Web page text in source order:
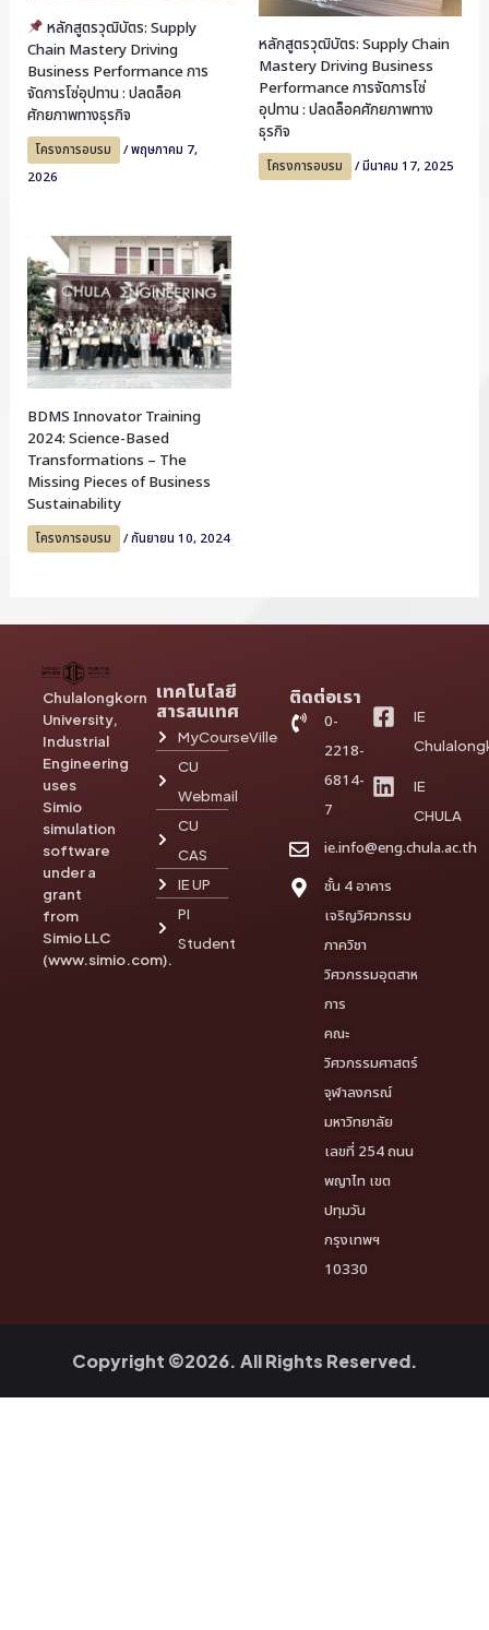
หลักสูตรวุฒิบัตร: Supply
Chain Mastery Driving
Business Performance การ
จัดการโซ่อุปทาน : ปลดล็อค
ศักยภาพทางธุรกิจ
โครงการอบรม /พฤษภาคม 7,
2026
หลักสูตรวุฒิบัตร: Supply Chain
Mastery Driving Business
Performance การจัดการโซ่
อุปทาน : ปลดล็อคศักยภาพทาง
ธุรกิจ
โครงการอบรม /มีนาคม 17, 2025
BDMS Innovator Training
2024: Science-Based
Transformations – The
Missing Pieces of Business
Sustainability
โครงการอบรม /กันยายน 10, 2024
Chulalongkorn
University,
Industrial
Engineering
uses
Simio
simulation
software
under a
grant
from
Simio LLC
(www.simio.com).
เทคโนโลยี
สารสนเทศ
MyCourseVille
CU
Webmail
CU
CAS
IE UP
PI
Student
ติดต่อเรา
0-
2218-
6814-
7
ie.info@eng.chula.ac.th
ชั้น 4 อาคาร
เจริญวิศวกรรม
ภาควิชา
วิศวกรรมอุตสาห
การ
คณะ
วิศวกรรมศาสตร์
จุฬาลงกรณ์
มหาวิทยาลัย
เลขที่ 254 ถนน
พญาไท เขต
ปทุมวัน
กรุงเทพฯ
10330
IE
IE
CHULA
Copyright ©2026. All Rights Reserved.